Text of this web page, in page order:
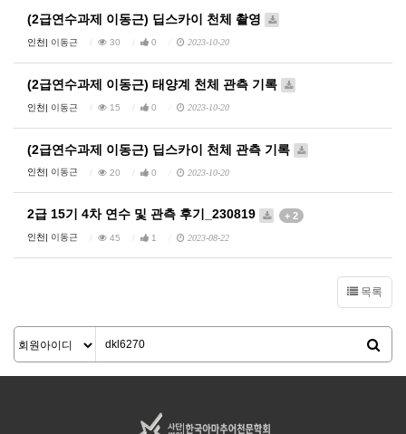
(2급연수과제 이동근) 딥스카이 천체 촬영
인천| 이동근 30 0 2023-10-20
(2급연수과제 이동근) 태양계 천체 관측 기록
인천| 이동근 15 0 2023-10-20
(2급연수과제 이동근) 딥스카이 천체 관측 기록
인천| 이동근 20 0 2023-10-20
2급 15기 4차 연수 및 관측 후기_230819 + 2
인천| 이동근 45 1 2023-08-22
목록